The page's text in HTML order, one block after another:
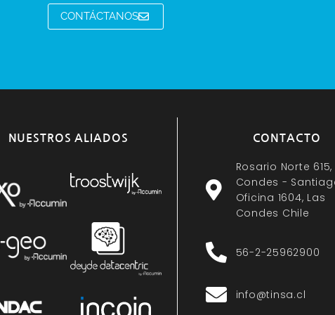
CONTÁCTANOS
NUESTROS ALIADOS CONTACTO
Rosario Norte 615,
Condes -
Oficina 1604, Las
Condes Chile
56-2-25962900
info@tinsa.cl